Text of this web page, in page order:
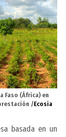
Faso (África) en
/Ecosia
basada en un